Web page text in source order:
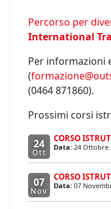
Percorso per
International
Per informazioni
(
(0464 871860).
Prossimi corsi
24
Ott
CORSO
Data: 24 Ottobre
07
Nov
CORSO
Data: 07